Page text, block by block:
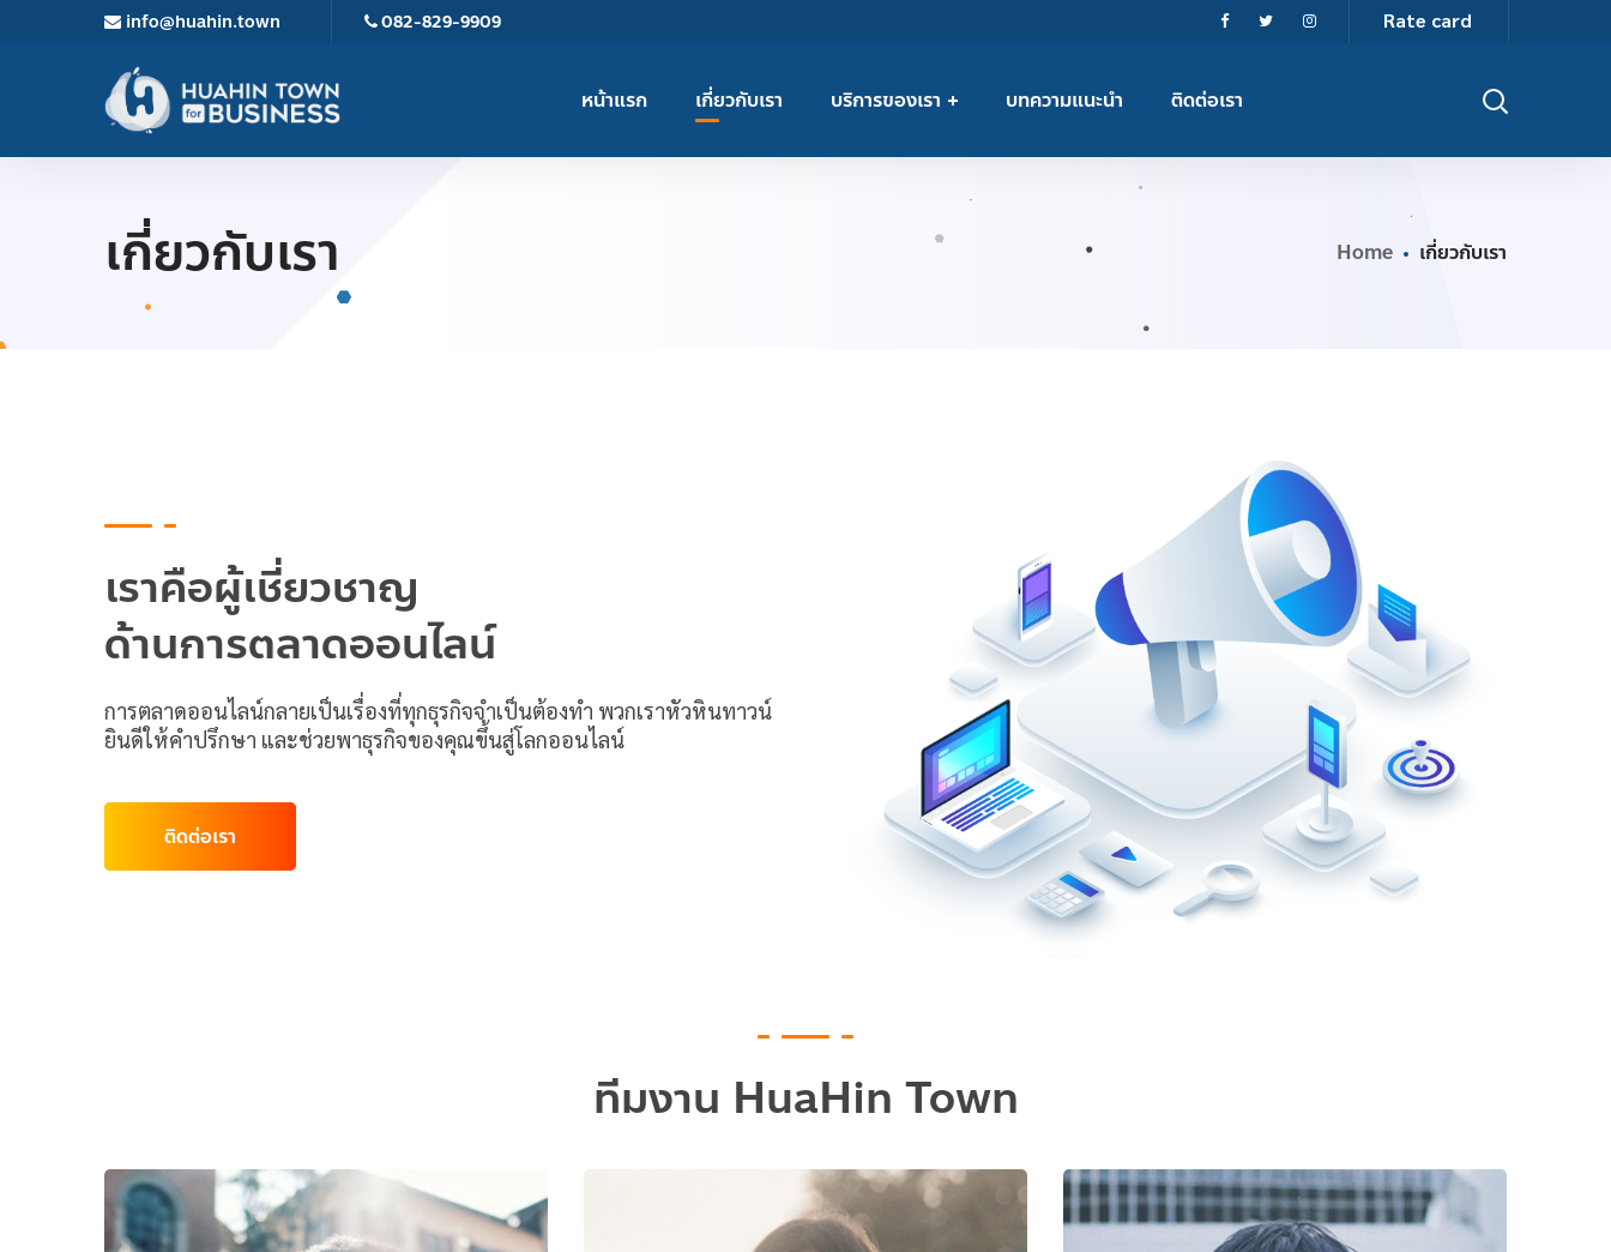
info@huahin.town 082-829-9909 Rate card
หน้าแรก เกี่ยวกับเรา บริการของเรา บทความแนะนำ ติดต่อเรา
เกี่ยวกับเรา Home เกี่ยวกับเรา
เราคือผู้เชี่ยวชาญ
ด้านการตลาดออนไลน์
การตลาดออนไลน์กลายเป็นเรื่องที่ทุกธุรกิจจำเป็นต้องทำ พวกเราหัวหินทาวน์
ยินดีให้คำปรึกษา และช่วยพาธุรกิจของคุณขึ้นสู่โลกออนไลน์
ติดต่อเรา
ทีมงาน HuaHin Town